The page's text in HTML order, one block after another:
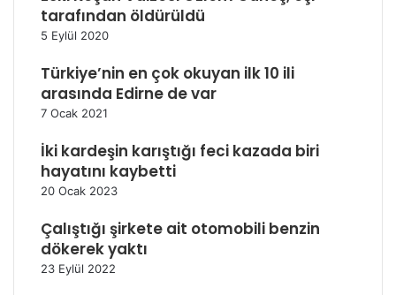
tarafından öldürüldü
5 Eylül 2020
Türkiye’nin en çok okuyan ilk 10 ili
arasında Edirne de var
7 Ocak 2021
İki kardeşin karıştığı feci kazada biri
hayatını kaybetti
20 Ocak 2023
Çalıştığı şirkete ait otomobili benzin
dökerek yaktı
23 Eylül 2022